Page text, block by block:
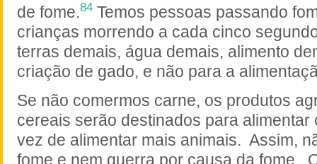
de fome.84 Temos pessoas passando
crianças morrendo a cada cinco
terras demais, água demais, alimento
criação de gado, e não para a
Se não comermos carne, os produtos
cereais serão destinados para alimentar
vez de alimentar mais animais. Assim,
fome e nem guerra por causa da fome.